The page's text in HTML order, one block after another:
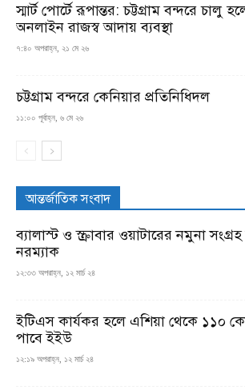
স্মার্ট পোর্টে রূপান্তর: চট্টগ্রাম বন্দরে চালু
অনলাইন রাজস্ব আদায় ব্যবস্থা
৭:৪০ অপরাহ্ন, ২১ মে ২৬
চট্টগ্রাম বন্দরে কেনিয়ার প্রতিনিধিদল
১১:০০ পূর্বাহ্ন, ৬ মে ২৬
আন্তর্জাতিক সংবাদ
ব্যালাস্ট ও স্ক্রাবার ওয়াটারের নমুনা
নরম্যাক
১২:৩৩ অপরাহ্ন, ১২ মার্চ ২৪
ইটিএস কার্যকর হলে এশিয়া থেকে ১১০
পাবে ইইউ
১২:১৯ অপরাহ্ন, ১২ মার্চ ২৪